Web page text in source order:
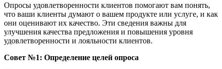
Опросы удовлетворенности клиентов помогают вам понять,
что ваши клиенты думают о вашем продукте или услуге, и как
они оценивают их качество. Эти сведения важны для
улучшения качества предложения и повышения уровня
удовлетворенности и лояльности клиентов.
Совет №1: Определение целей опроса